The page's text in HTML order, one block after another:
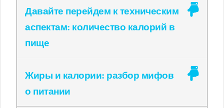
Давайте перейдем к техническим
аспектам: количество калорий в
пище
Жиры и калории: разбор мифов
о питании